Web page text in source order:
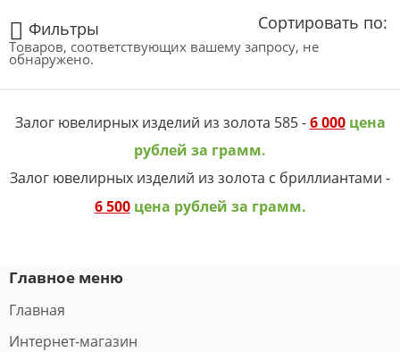
Фильтры Сортировать по:
Товаров, соответствующих вашему запросу, не
обнаружено.
Залог ювелирных изделий из золота 585 -6 000цена
рублей за грамм.
Залог ювелирных изделий из золота с бриллиантами -
6 500цена рублей за грамм.
Главное меню
Главная
Интернет-магазин